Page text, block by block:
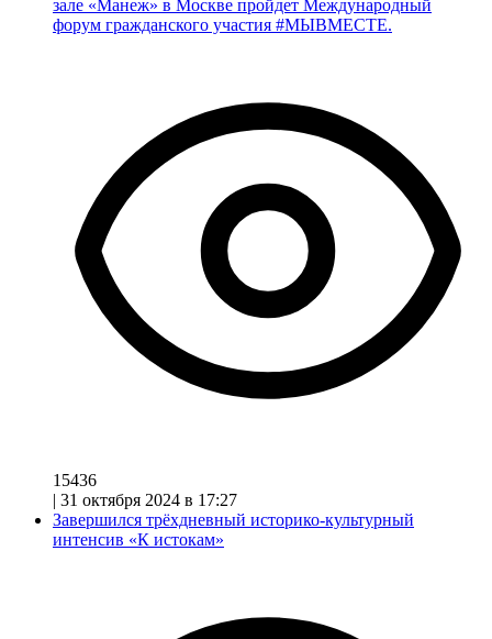
зале «Манеж» в Москве пройдет Международный
форум гражданского участия #МЫВМЕСТЕ.
15436
| 31 октября 2024 в 17:27
Завершился трёхдневный историко-культурный
интенсив «К истокам»